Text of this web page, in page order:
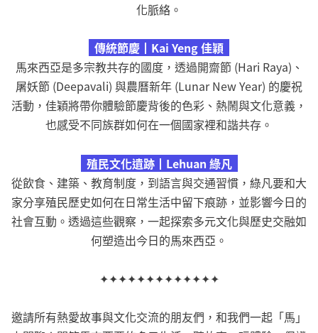
化脈絡。
傳統節慶┃Kai Yeng 佳穎
馬來西亞是多宗教共存的國度，透過開齋節 (Hari Raya)、
屠妖節 (Deepavali) 與農曆新年 (Lunar New Year) 的慶祝
活動，佳穎將帶你體驗節慶背後的色彩、熱鬧與文化意義，
也感受不同族群如何在一個國家裡和諧共存。
殖民文化遺跡┃Lehuan 綠凡
從飲食、建築、教育制度，到語言與交通習慣，綠凡要和大
家分享殖民歷史如何在日常生活中留下痕跡，並影響今日的
社會互動。透過這些觀察，一起探索多元文化與歷史交融如
何塑造出今日的馬來西亞。
✦✦✦✦✦✦✦✦✦✦✦✦✦
邀請所有熱愛故事與文化交流的朋友們，和我們一起「馬」